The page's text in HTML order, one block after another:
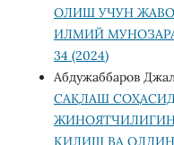
ОЛИШ УЧУН
ИЛМИЙ
34 (2024)
Абдужаббаров
САҚЛАШ
ҚИЛИШ ВА